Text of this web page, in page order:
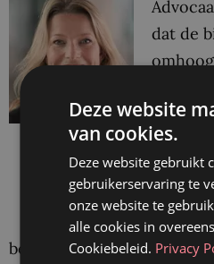
dat de
bepaald
een rol
aan
bedrijf had kunnen
Deze website
van cookies.
Deze website gebruikt
gebruikerservaring te
onze website te
alle cookies in
Cookiebeleid. Privacy